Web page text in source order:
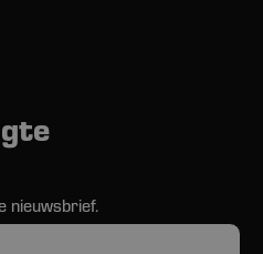
nieuwsbrief.